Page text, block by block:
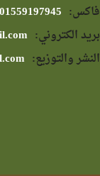
فاكس:
بريد الكتروني:
النشر والتوزيع: